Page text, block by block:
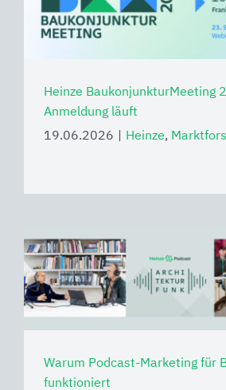
Heinze BaukonjunkturMeeting
Anmeldung läuft
19.06.2026
Heinze,
Warum Podcast-Marketing für
funktioniert